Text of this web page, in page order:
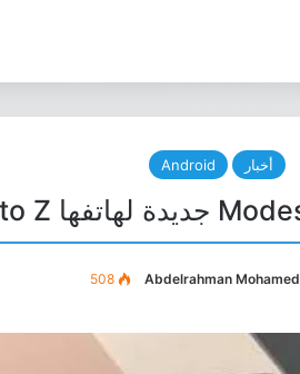
أخبار Android
Abdelrahman Mohamed
508